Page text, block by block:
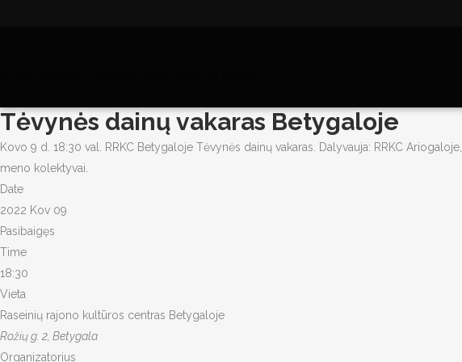
Tėvynės dainų vakaras Betygaloje
Kovo 9 d. 18:30 val. RRKC Betygaloje Tėvynės dainų vakaras. Dalyvauja: RRKC
meno kolektyvai.
Date
2022 Kov 09
Pasibaigęs
Time
18:30
Vieta
Raseinių rajono kultūros centras Betygaloje
Rožių g. 2, Betygala
Organizatorius